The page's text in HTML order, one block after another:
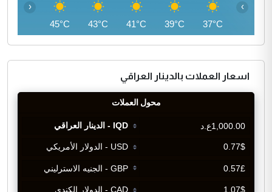
37°C
39°C
41°C
43°C
45°C
‹ ›
اسعار العملات بالدينار العراقي